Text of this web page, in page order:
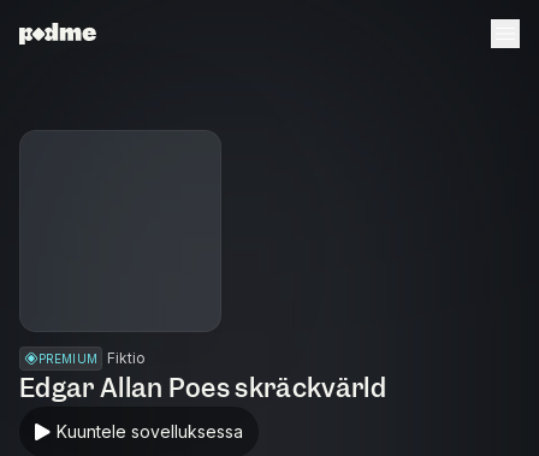
PREMIUM Fiktio
Edgar Allan Poes skräckvärld
Kuuntele sovelluksessa